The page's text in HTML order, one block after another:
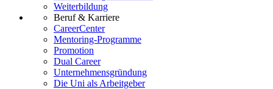
Weiterbildung
Beruf & Karriere
CareerCenter
Mentoring-Programme
Promotion
Dual Career
Unternehmensgründung
Die Uni als Arbeitgeber